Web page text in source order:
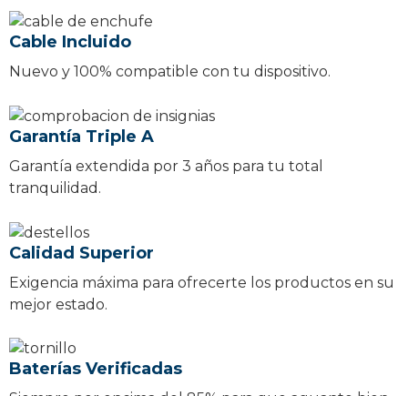
Cable Incluido
Nuevo y 100% compatible con tu dispositivo.
Garantía Triple A
Garantía extendida por 3 años para tu total
tranquilidad.
Calidad Superior
Exigencia máxima para ofrecerte los productos en su
mejor estado.
Baterías Verificadas